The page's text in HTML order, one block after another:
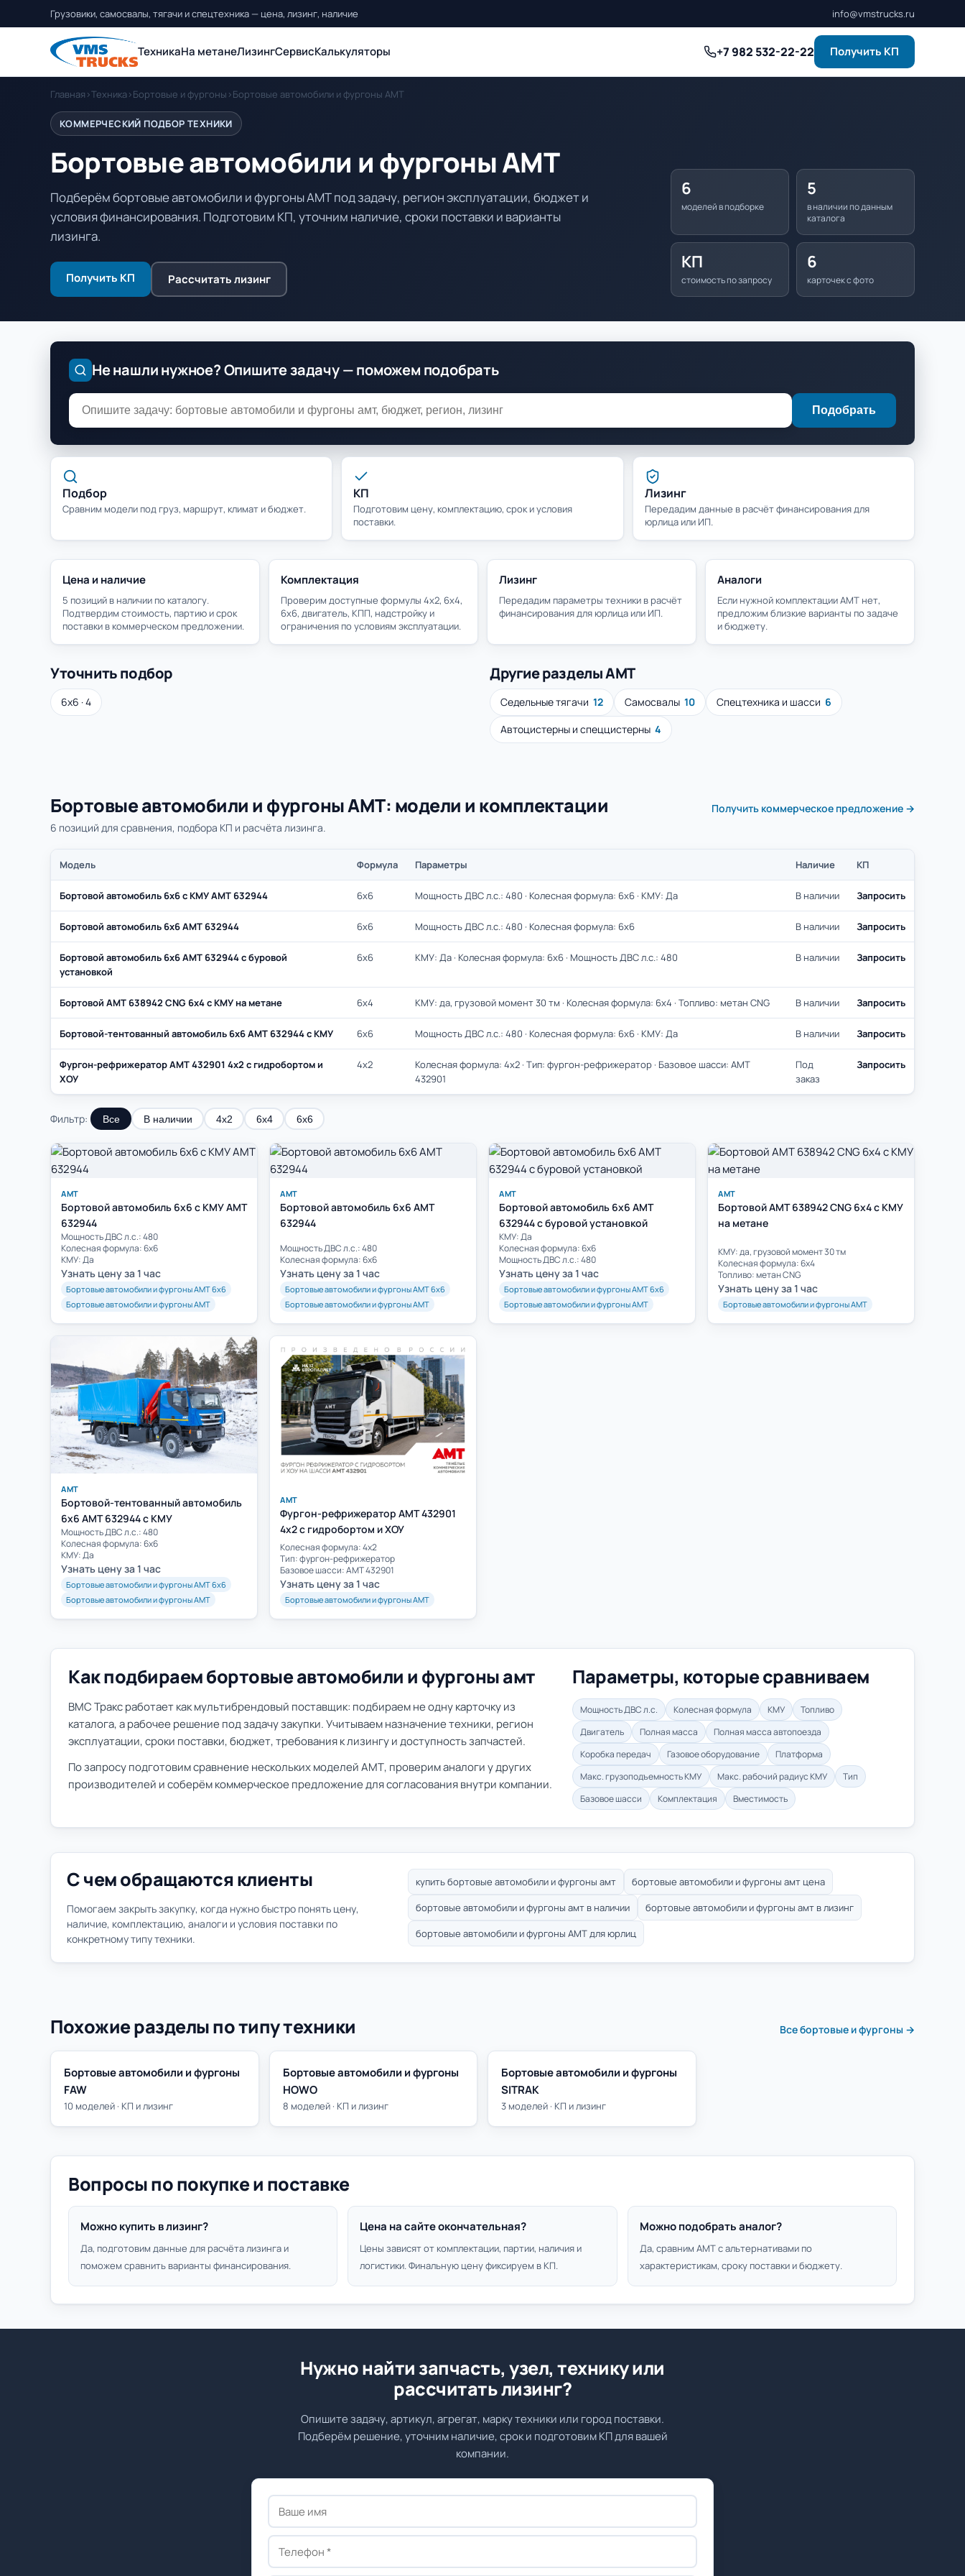
Грузовики, самосвалы, тягачи и спецтехника — цена, лизинг, наличие info@vmstrucks.ru
ТехникаНа метанеЛизингСервисКалькуляторы +7 982 532-22-22 Получить КП
Главная ›Техника›Бортовые и фургоны ›Бортовые автомобили и фургоны АМТ
КОММЕРЧЕСКИЙ ПОДБОР ТЕХНИКИ
Бортовые автомобили и фургоны АМТ
Подберём бортовые автомобили и фургоны АМТ под задачу, регион эксплуатации, бюджет и
условия финансирования. Подготовим КП, уточним наличие, сроки поставки и варианты
лизинга.
Получить КП Рассчитать лизинг
6
моделей в подборке
5
в наличии по данным
каталога
КП
стоимость по запросу
6
карточек с фото
Не нашли нужное? Опишите задачу — поможем подобрать
Подобрать
Подбор
Сравним модели под груз, маршрут, климат и бюджет.
КП
Подготовим цену, комплектацию, срок и условия
поставки.
Лизинг
Передадим данные в расчёт финансирования для
юрлица или ИП.
Цена и наличие
5 позиций в наличии по каталогу.
Подтвердим стоимость, партию и срок
поставки в коммерческом предложении.
Комплектация
Проверим доступные формулы 4х2, 6х4,
6х6, двигатель, КПП, надстройку и
ограничения по условиям эксплуатации.
Лизинг
Передадим параметры техники в расчёт
финансирования для юрлица или ИП.
Аналоги
Если нужной комплектации АМТ нет,
предложим близкие варианты по задаче
и бюджету.
Уточнить подбор
6х6 · 4
Другие разделы АМТ
Седельные тягачи 12 Самосвалы 10 Спецтехника и шасси 6
Автоцистерны и спеццистерны 4
Бортовые автомобили и фургоны АМТ: модели и комплектации
6 позиций для сравнения, подбора КП и расчёта лизинга.
Получить коммерческое предложение →
Модель Формула Параметры Наличие КП
Бортовой автомобиль 6х6 с КМУ АМТ 632944 6х6 Мощность ДВС л.с.: 480 · Колесная формула: 6х6 · КМУ: Да В наличии Запросить
Бортовой автомобиль 6х6 AMT 632944 6х6 Мощность ДВС л.с.: 480 · Колесная формула: 6х6 В наличии Запросить
Бортовой автомобиль 6х6 AMT 632944 с буровой
установкой
6х6 КМУ: Да · Колесная формула: 6х6 · Мощность ДВС л.с.: 480 В наличии Запросить
Бортовой AMT 638942 CNG 6х4 с КМУ на метане 6х4 КМУ: да, грузовой момент 30 тм · Колесная формула: 6х4 · Топливо: метан CNG В наличии Запросить
Бортовой-тентованный автомобиль 6х6 AMT 632944 с КМУ 6х6 Мощность ДВС л.с.: 480 · Колесная формула: 6х6 · КМУ: Да В наличии Запросить
Фургон-рефрижератор AMT 432901 4х2 с гидробортом и
ХОУ
4х2
Колесная формула: 4х2 · Тип: фургон-рефрижератор · Базовое шасси: AMT
432901
Под
заказ
Запросить
Фильтр: Все В наличии 4х2 6х4 6х6
АМТ
Бортовой автомобиль 6х6 с КМУ АМТ
632944
Мощность ДВС л.с.: 480
Колесная формула: 6х6
КМУ: Да
Узнать цену за 1 час
Бортовые автомобили и фургоны АМТ 6х6
Бортовые автомобили и фургоны АМТ
АМТ
Бортовой автомобиль 6х6 AMT
632944
Мощность ДВС л.с.: 480
Колесная формула: 6х6
Узнать цену за 1 час
Бортовые автомобили и фургоны АМТ 6х6
Бортовые автомобили и фургоны АМТ
АМТ
Бортовой автомобиль 6х6 AMT
632944 с буровой установкой
КМУ: Да
Колесная формула: 6х6
Мощность ДВС л.с.: 480
Узнать цену за 1 час
Бортовые автомобили и фургоны АМТ 6х6
Бортовые автомобили и фургоны АМТ
АМТ
Бортовой AMT 638942 CNG 6х4 с КМУ
на метане
КМУ: да, грузовой момент 30 тм
Колесная формула: 6х4
Топливо: метан CNG
Узнать цену за 1 час
Бортовые автомобили и фургоны АМТ
АМТ
Бортовой-тентованный автомобиль
6х6 AMT 632944 с КМУ
Мощность ДВС л.с.: 480
Колесная формула: 6х6
КМУ: Да
Узнать цену за 1 час
Бортовые автомобили и фургоны АМТ 6х6
Бортовые автомобили и фургоны АМТ
АМТ
Фургон-рефрижератор AMT 432901
4х2 с гидробортом и ХОУ
Колесная формула: 4х2
Тип: фургон-рефрижератор
Базовое шасси: AMT 432901
Узнать цену за 1 час
Бортовые автомобили и фургоны АМТ
Как подбираем бортовые автомобили и фургоны амт
ВМС Тракс работает как мультибрендовый поставщик: подбираем не одну карточку из
каталога, а рабочее решение под задачу закупки. Учитываем назначение техники, регион
эксплуатации, сроки поставки, бюджет, требования к лизингу и доступность запчастей.
По запросу подготовим сравнение нескольких моделей АМТ, проверим аналоги у других
производителей и соберём коммерческое предложение для согласования внутри компании.
Параметры, которые сравниваем
Мощность ДВС л.с. Колесная формула КМУ
Топливо
Двигатель
Полная масса
Полная масса автопоезда
Коробка передач
Газовое оборудование
Платформа
Макс. грузоподъемность КМУ
Макс. рабочий радиус КМУ
Тип
Базовое шасси
Комплектация Вместимость
С чем обращаются клиенты
Помогаем закрыть закупку, когда нужно быстро понять цену,
наличие, комплектацию, аналоги и условия поставки по
конкретному типу техники.
купить бортовые автомобили и фургоны амт
бортовые автомобили и фургоны амт цена
бортовые автомобили и фургоны амт в наличии
бортовые автомобили и фургоны амт в лизинг
бортовые автомобили и фургоны АМТ для юрлиц
Похожие разделы по типу техники Все бортовые и фургоны →
Бортовые автомобили и фургоны
FAW
10 моделей · КП и лизинг
Бортовые автомобили и фургоны
HOWO
8 моделей · КП и лизинг
Бортовые автомобили и фургоны
SITRAK
3 моделей · КП и лизинг
Вопросы по покупке и поставке
Можно купить в лизинг?
Да, подготовим данные для расчёта лизинга и
поможем сравнить варианты финансирования.
Цена на сайте окончательная?
Цены зависят от комплектации, партии, наличия и
логистики. Финальную цену фиксируем в КП.
Можно подобрать аналог?
Да, сравним АМТ с альтернативами по
характеристикам, сроку поставки и бюджету.
Нужно найти запчасть, узел, технику или
рассчитать лизинг?
Опишите задачу, артикул, агрегат, марку техники или город поставки.
Подберём решение, уточним наличие, срок и подготовим КП для вашей
компании.